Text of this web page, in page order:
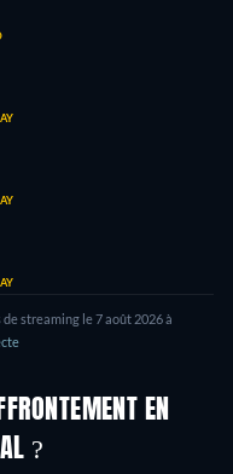
de streaming le7 août 2026à
EN
?